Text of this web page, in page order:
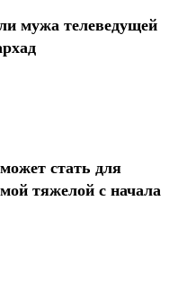
мужа телеведущей
стать для
тяжелой с начала